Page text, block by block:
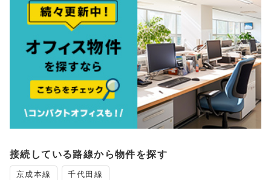
接続している路線から物件を探す
京成本線 千代田線